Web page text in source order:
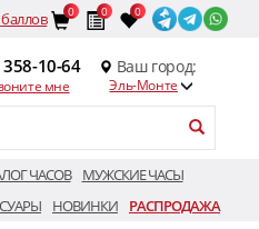
баллов 0 0 0
10-64
мне
Ваш город:
Эль-Монте
ЧАСОВ
МУЖСКИЕ ЧАСЫ
НОВИНКИ РАСПРОДАЖА